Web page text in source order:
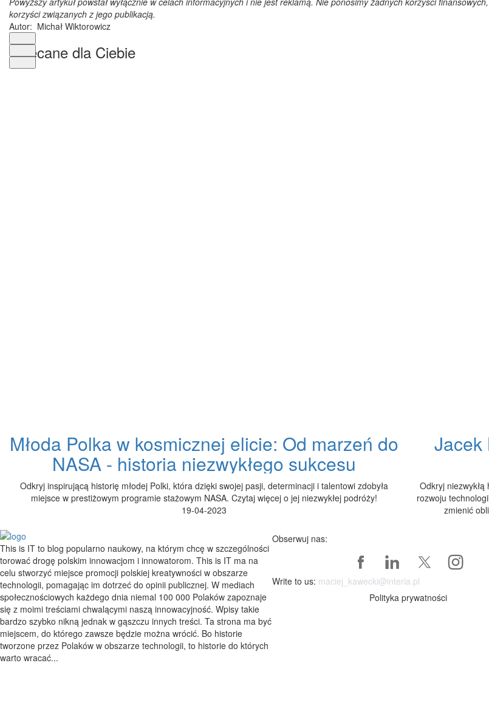
korzyści związanych z jego publikacją.
Autor: Michał Wiktorowicz
Polecane dla Ciebie
Młoda Polka w kosmicznej elicie: Od marzeń do
NASA - historia niezwykłego sukcesu
Odkryj inspirującą historię młodej Polki, która dzięki swojej pasji, determinacji i talentowi zdobyła
miejsce w prestiżowym programie stażowym NASA. Czytaj więcej o jej niezwykłej podróży!
19-04-2023
Jacek
Odkryj
rozwoju
zmienić
This is IT to blog popularno naukowy, na którym chcę w szczególności
torować drogę polskim innowacjom i innowatorom. This is IT ma na
celu stworzyć miejsce promocji polskiej kreatywności w obszarze
technologii, pomagając im dotrzeć do opinii publicznej. W mediach
społecznościowych każdego dnia niemal 100 000 Polaków zapoznaje
się z moimi treściami chwalącymi naszą innowacyjność. Wpisy takie
bardzo szybko nikną jednak w gąszczu innych treści. Ta strona ma być
miejscem, do którego zawsze będzie można wrócić. Bo historie
tworzone przez Polaków w obszarze technologii, to historie do których
warto wracać...
Obserwuj nas:
Write to us: maciej_kawecki@interia.pl
Polityka prywatności